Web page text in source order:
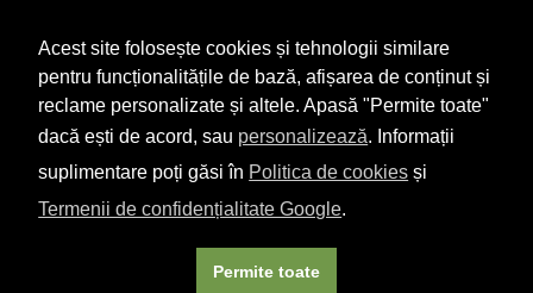
Acest site folosește cookies și tehnologii similare
pentru funcționalitățile de bază, afișarea de conținut și
reclame personalizate și altele. Apasă "Permite toate"
dacă ești de acord, sau personalizează. Informații
suplimentare poți găsi în Politica de cookies și
Termenii de confidențialitate Google.
Permite toate